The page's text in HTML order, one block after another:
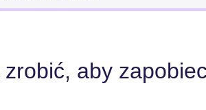
aby zapobiec